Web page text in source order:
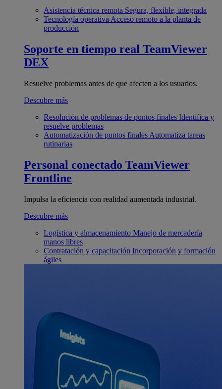
Asistencia técnica remota Segura, flexible, integrada
Tecnología operativa Acceso remoto a la planta de
producción
Soporte en tiempo real TeamViewer
DEX
Resuelve problemas antes de que afecten a los usuarios.
Descubre más
Resolución de problemas de puntos finales Identifica y
resuelve problemas
Automatización de puntos finales Automatiza tareas
rutinarias
Personal conectado TeamViewer
Frontline
Impulsa la eficiencia con realidad aumentada industrial.
Descubre más
Logística y almacenamiento Manejo de mercadería
manos libres
Contratación y capacitación Incorporación y formación
ágiles